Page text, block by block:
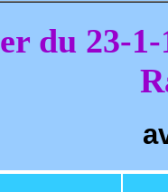
du 23-